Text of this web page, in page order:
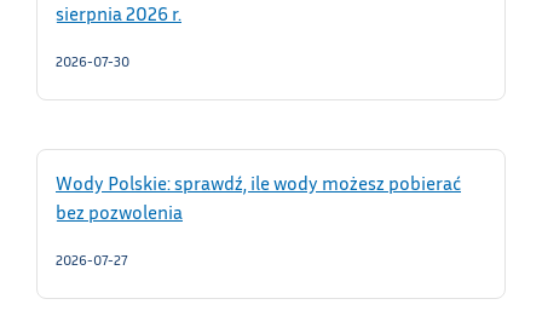
sierpnia 2026 r.
2026-07-30
Wody Polskie: sprawdź, ile wody możesz pobierać
bez pozwolenia
2026-07-27